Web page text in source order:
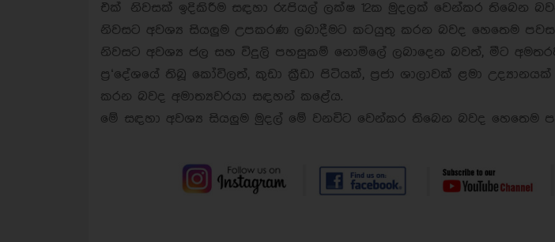
එක් නිවසක් ඉදිකිරීම සඳහා රුපියල් ලක්ෂ 12ක මුදලක් වෙන්කර තිබෙන
නිවසට අවශ්‍ය සියලුම උපකරණ ලබාදීමට කටයුතු කරන බවද හෙතෙම
නිවසට අවශ්‍ය ජල සහ විදුලි පහසුකම් නොමිලේ ලබාදෙන බවත්, මීට
ප්‍ර‘දේශයේ තිබූ කෝවිලත්, කුඩා ක්‍රීඩා පිටියක්, ප්‍රජා ශාලාවක් ළමා
කරන බවද අමාත්‍යවරයා සඳහන් කළේය.
මේ සඳහා අවශ්‍ය සියලුම මුදල් මේ වනවිට වෙන්කර තිබෙන බවද හෙතෙම